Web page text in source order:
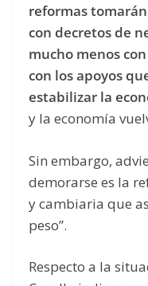
reformas
con decretos de
mucho menos
con los apoyos
estabilizar la
y la economía
Sin embargo,
demorarse es la
y cambiaria que
peso”.
Respecto a la